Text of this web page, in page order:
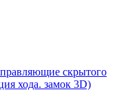
скрытого
хода. замок 3D)